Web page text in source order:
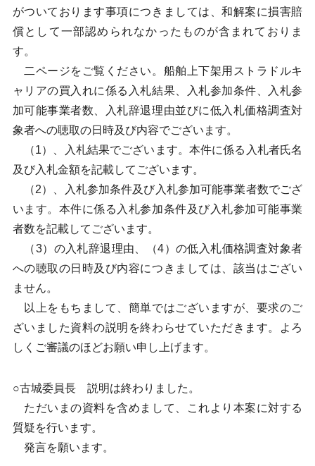
がついております事項につきましては、和解案に損害賠
償として一部認められなかったものが含まれておりま
す。
二ページをご覧ください。船舶上下架用ストラドルキ
ャリアの買入れに係る入札結果、入札参加条件、入札参
加可能事業者数、入札辞退理由並びに低入札価格調査対
象者への聴取の日時及び内容でございます。
（1）、入札結果でございます。本件に係る入札者氏名
及び入札金額を記載してございます。
（2）、入札参加条件及び入札参加可能事業者数でござ
います。本件に係る入札参加条件及び入札参加可能事業
者数を記載してございます。
（3）の入札辞退理由、（4）の低入札価格調査対象者
への聴取の日時及び内容につきましては、該当はござい
ません。
以上をもちまして、簡単ではございますが、要求のご
ざいました資料の説明を終わらせていただきます。よろ
しくご審議のほどお願い申し上げます。
○古城委員長 説明は終わりました。
ただいまの資料を含めまして、これより本案に対する
質疑を行います。
発言を願います。